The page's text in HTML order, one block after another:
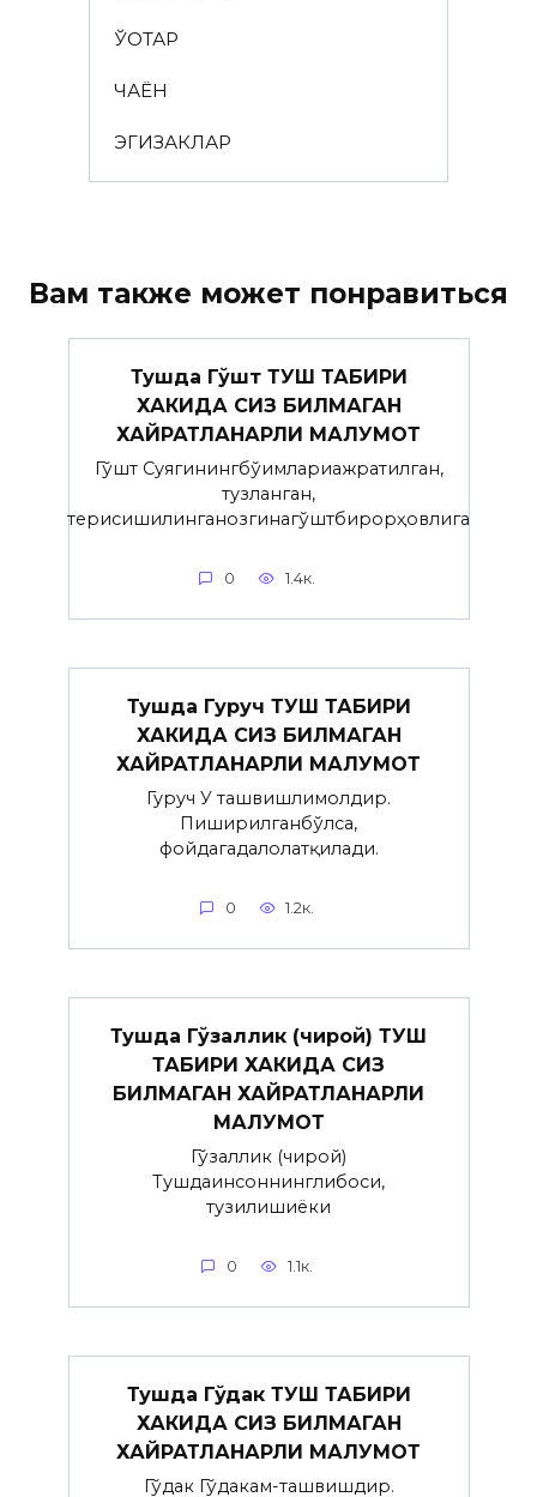
ЎҚОТАР
ЧАЁН
ЭГИЗАКЛАР
Вам также может понравиться
Тушда Гўшт ТУШ ТАБИРИ
ХАКИДА СИЗ БИЛМАГАН
ХАЙРАТЛАНАРЛИ МАЛУМОТ
Гўшт Суягинингбўғимлариажратилган,
тузланган,
терисишилинганозгинагўштбирорҳовлига
0 1.4к.
Тушда Гуруч ТУШ ТАБИРИ
ХАКИДА СИЗ БИЛМАГАН
ХАЙРАТЛАНАРЛИ МАЛУМОТ
Гуруч У ташвишлимолдир.
Пиширилганбўлса,
фойдагадалолатқилади.
0 1.2к.
Тушда Гўзаллик (чирой) ТУШ
ТАБИРИ ХАКИДА СИЗ
БИЛМАГАН ХАЙРАТЛАНАРЛИ
МАЛУМОТ
Гўзаллик (чирой)
Тушдаинсоннинглибоси,
тузилишиёки
0 1.1к.
Тушда Гўдак ТУШ ТАБИРИ
ХАКИДА СИЗ БИЛМАГАН
ХАЙРАТЛАНАРЛИ МАЛУМОТ
Гўдак Гўдакғам-ташвишдир.